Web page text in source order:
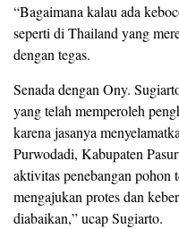
“Bagaimana kalau ada
seperti di Thailand yang
dengan tegas.
Senada dengan Ony.
yang telah memperoleh
karena jasanya
Purwodadi, Kabupaten
aktivitas penebangan pohon
mengajukan protes dan
diabaikan,” ucap Sugiarto.